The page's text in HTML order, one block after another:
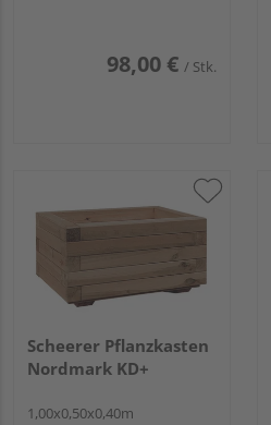
98,00 € / Stk.
Scheerer Pflanzkasten
Nordmark KD+
1,00x0,50x0,40m